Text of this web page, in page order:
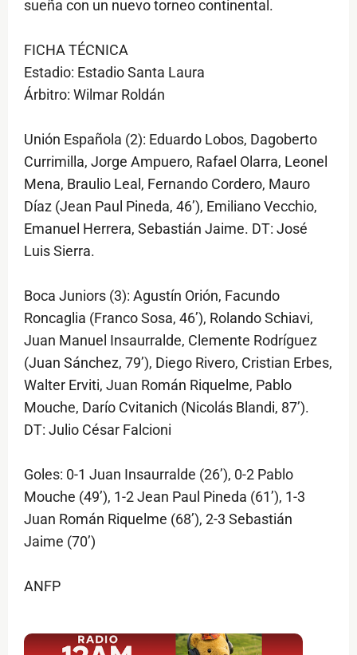
sueña con un nuevo torneo continental.
FICHA TÉCNICA
Estadio: Estadio Santa Laura
Árbitro: Wilmar Roldán
Unión Española (2): Eduardo Lobos, Dagoberto
Currimilla, Jorge Ampuero, Rafael Olarra, Leonel
Mena, Braulio Leal, Fernando Cordero, Mauro
Díaz (Jean Paul Pineda, 46’), Emiliano Vecchio,
Emanuel Herrera, Sebastián Jaime. DT: José
Luis Sierra.
Boca Juniors (3): Agustín Orión, Facundo
Roncaglia (Franco Sosa, 46’), Rolando Schiavi,
Juan Manuel Insaurralde, Clemente Rodríguez
(Juan Sánchez, 79’), Diego Rivero, Cristian Erbes,
Walter Erviti, Juan Román Riquelme, Pablo
Mouche, Darío Cvitanich (Nicolás Blandi, 87’).
DT: Julio César Falcioni
Goles: 0-1 Juan Insaurralde (26’), 0-2 Pablo
Mouche (49’), 1-2 Jean Paul Pineda (61’), 1-3
Juan Román Riquelme (68’), 2-3 Sebastián
Jaime (70’)
ANFP